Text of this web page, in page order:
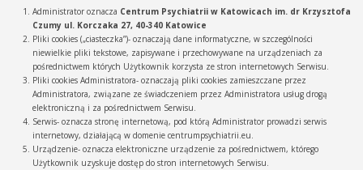
Administrator oznacza Centrum Psychiatrii w Katowicach im. dr Krzysztofa
Czumy ul. Korczaka 27, 40-340 Katowice
Pliki cookies („ciasteczka”)- oznaczają dane informatyczne, w szczególności
niewielkie pliki tekstowe, zapisywane i przechowywane na urządzeniach za
pośrednictwem których Użytkownik korzysta ze stron internetowych Serwisu.
Pliki cookies Administratora- oznaczają pliki cookies zamieszczane przez
Administratora, związane ze świadczeniem przez Administratora usług drogą
elektroniczną i za pośrednictwem Serwisu.
Serwis- oznacza stronę internetową, pod którą Administrator prowadzi serwis
internetowy, działającą w domenie centrumpsychiatrii.eu.
Urządzenie- oznacza elektroniczne urządzenie za pośrednictwem, którego
Użytkownik uzyskuje dostęp do stron internetowych Serwisu.